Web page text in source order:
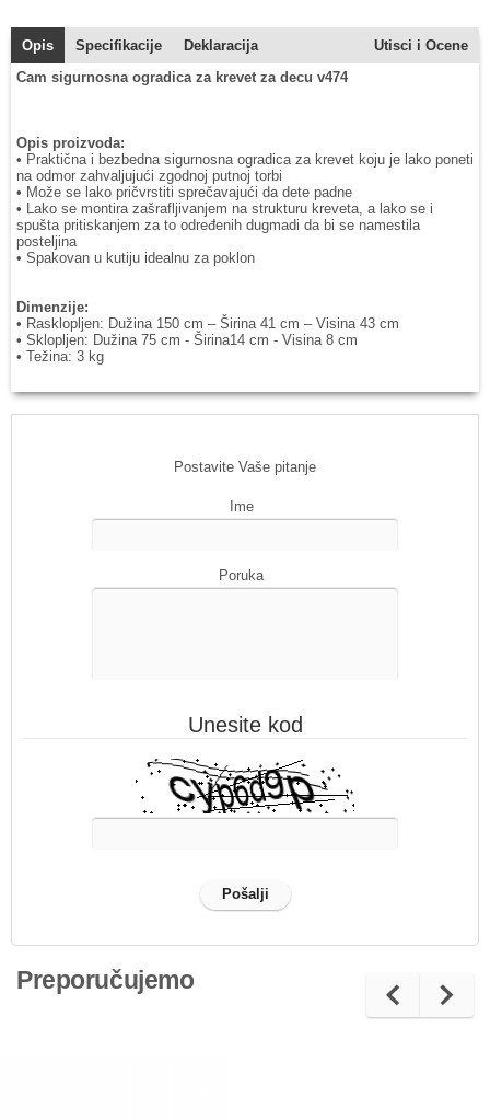
Opis Specifikacije Deklaracija
Utisci i Ocene
Cam sigurnosna ogradica za krevet za decu v474
Opis proizvoda:
• Praktična i bezbedna sigurnosna ogradica za krevet koju je lako poneti
na odmor zahvaljujući zgodnoj putnoj torbi
• Može se lako pričvrstiti sprečavajući da dete padne
• Lako se montira zašrafljivanjem na strukturu kreveta, a lako se i
spušta pritiskanjem za to određenih dugmadi da bi se namestila
posteljina
• Spakovan u kutiju idealnu za poklon
Dimenzije:
• Rasklopljen: Dužina 150 cm – Širina 41 cm – Visina 43 cm
• Sklopljen: Dužina 75 cm - Širina14 cm - Visina 8 cm
• Težina: 3 kg
Postavite Vaše pitanje
Ime
Poruka
Unesite kod
Preporučujemo